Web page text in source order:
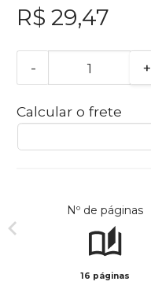
R$ 29,47
- +
Calcular o frete
Nº de páginas
16 páginas